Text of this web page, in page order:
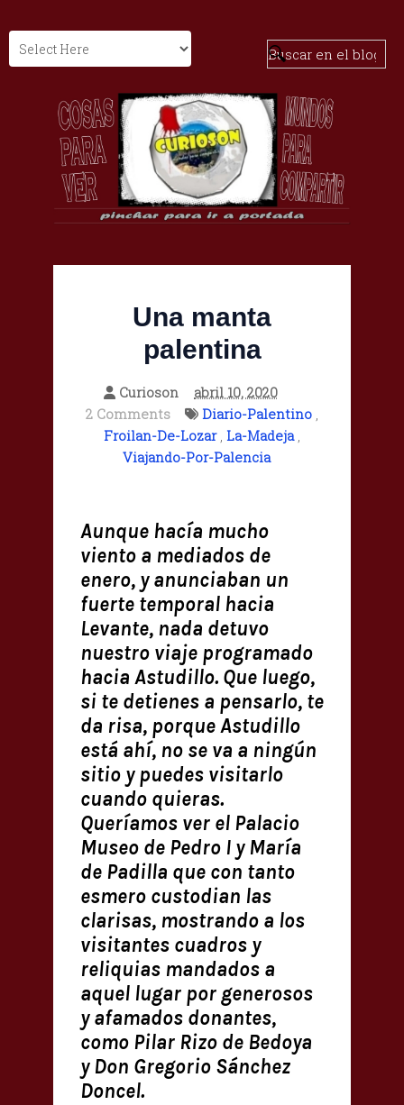
Una manta
palentina
Curioson
abril 10, 2020
2 Comments
Diario-Palentino ,
Froilan-De-Lozar, La-Madeja,
Viajando-Por-Palencia
Aunque hacía mucho
viento a mediados de
enero, y anunciaban un
fuerte temporal hacia
Levante, nada detuvo
nuestro viaje programado
hacia Astudillo. Que luego,
si te detienes a pensarlo, te
da risa, porque Astudillo
está ahí, no se va a ningún
sitio y puedes visitarlo
cuando quieras.
Queríamos ver el Palacio
Museo de Pedro I y María
de Padilla que con tanto
esmero custodian las
clarisas, mostrando a los
visitantes cuadros y
reliquias mandados a
aquel lugar por generosos
y afamados donantes,
como Pilar Rizo de Bedoya
y Don Gregorio Sánchez
Doncel.